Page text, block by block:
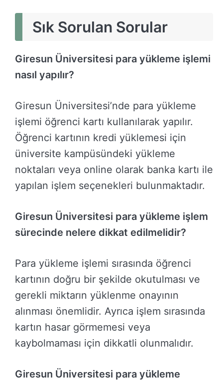
Sık Sorulan Sorular
Giresun Üniversitesi para yükleme işlemi
nasıl yapılır?
Giresun Üniversitesi’nde para yükleme
işlemi öğrenci kartı kullanılarak yapılır.
Öğrenci kartının kredi yüklemesi için
üniversite kampüsündeki yükleme
noktaları veya online olarak banka kartı ile
yapılan işlem seçenekleri bulunmaktadır.
Giresun Üniversitesi para yükleme işlem
sürecinde nelere dikkat edilmelidir?
Para yükleme işlemi sırasında öğrenci
kartının doğru bir şekilde okutulması ve
gerekli miktarın yüklenme onayının
alınması önemlidir. Ayrıca işlem sırasında
kartın hasar görmemesi veya
kaybolmaması için dikkatli olunmalıdır.
Giresun Üniversitesi para yükleme